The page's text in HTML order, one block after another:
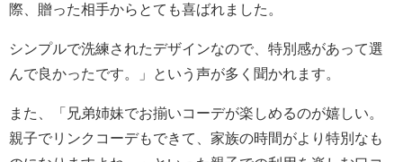
際、贈った相手からとても喜ばれました。
シンプルで洗練されたデザインなので、特別感があって選
んで良かったです。」という声が多く聞かれます。
また、「兄弟姉妹でお揃いコーデが楽しめるのが嬉しい。
親子でリンクコーデもできて、家族の時間がより特別なも